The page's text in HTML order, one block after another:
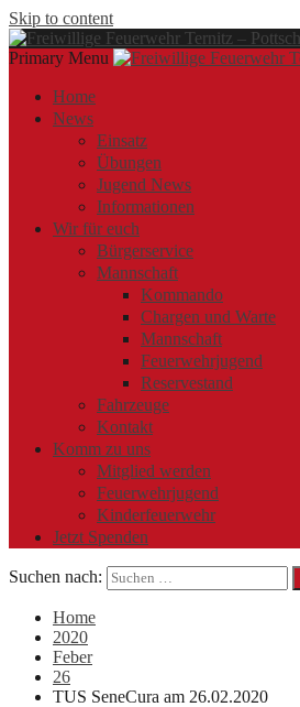
Skip to content
Primary Menu
Freiwillige Feuerwehr Ternitz – Pottschach
Home
News
Einsatz
Übungen
Jugend News
Informationen
Wir für euch
Bürgerservice
Mannschaft
Kommando
Chargen und Warte
Mannschaft
Feuerwehrjugend
Reservestand
Fahrzeuge
Kontakt
Komm zu uns
Mitglied werden
Feuerwehrjugend
Kinderfeuerwehr
Jetzt Spenden
Suchen nach:
Home
2020
Feber
26
TUS SeneCura am 26.02.2020